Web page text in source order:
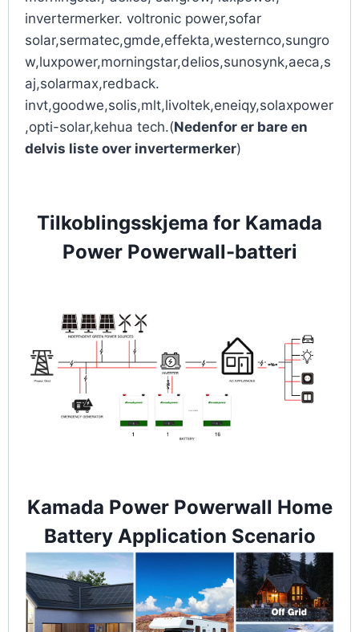
invertermerker. voltronic power,sofar
solar,sermatec,gmde,effekta,westernco,sungro
w,luxpower,morningstar,delios,sunosynk,aeca,s
aj,solarmax,redback.
invt,goodwe,solis,mlt,livoltek,eneiqy,solaxpower
,opti-solar,kehua tech.(Nedenfor er bare en
delvis liste over invertermerker)
Tilkoblingsskjema for Kamada
Power Powerwall-batteri
Kamada Power Powerwall Home
Battery Application Scenario